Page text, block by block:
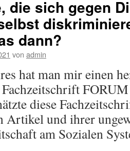
die sich gegen
dann?
von admin
hat man mir einen
diese
Artikel und ihrer
am Sozialen